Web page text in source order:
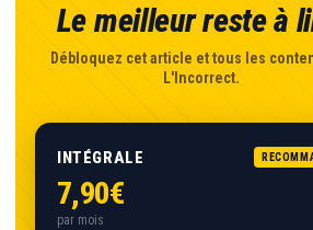
Le meilleur reste à
Débloquez cet article et tous les
L'Incorrect.
INTÉGRALE
7,90€
par mois